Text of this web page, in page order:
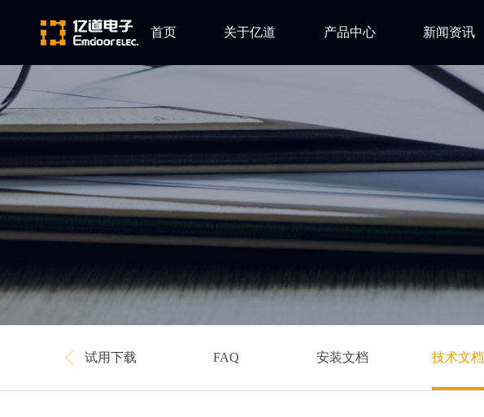
首页 关于亿道
企业文化
产品中心
Ansys
Qt
Green Hills
Minitab
Visu-IT
Source Insight
Incredibuild
新闻资讯
亿道动态
市场活动
试用下载 FAQ 安装文档 技术文档